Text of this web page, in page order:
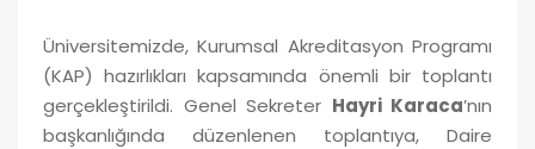
Üniversitemizde, Kurumsal Akreditasyon Programı
(KAP) hazırlıkları kapsamında önemli bir toplantı
gerçekleştirildi. Genel Sekreter Hayri Karaca’nın
başkanlığında düzenlenen toplantıya, Daire